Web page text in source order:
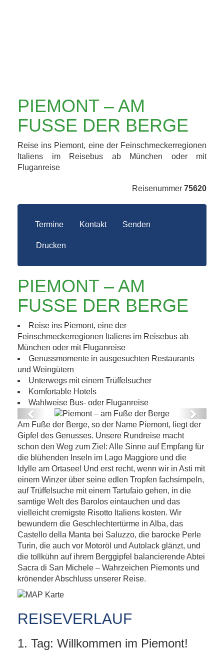
PIEMONT – AM
FUSSE DER BERGE
Reise ins Piemont, eine der Feinschmeckerregionen
Italiens im Reisebus ab München oder mit
Fluganreise
Reisenummer 75620
Termine Kontakt Senden
Drucken
PIEMONT – AM
FUSSE DER BERGE
Reise ins Piemont, eine der
Feinschmeckerregionen Italiens im Reisebus ab
München oder mit Fluganreise
Genussmomente in ausgesuchten Restaurants
und Weingütern
Unterwegs mit einem Trüffelsucher
Komfortable Hotels
Wahlweise Bus- oder Fluganreise
Piemont – am Fuße der Berge
Previous Next
Am Fuße der Berge, so der Name Piemont, liegt der
Gipfel des Genusses. Unsere Rundreise macht
schon den Weg zum Ziel: Alle Sinne auf Empfang für
die blühenden Inseln im Lago Maggiore und die
Idylle am Ortasee! Und erst recht, wenn wir in Asti mit
einem Winzer über seine edlen Tropfen fachsimpeln,
auf Trüffelsuche mit einem Tartufaio gehen, in die
samtige Welt des Barolos eintauchen und das
vielleicht cremigste Risotto Italiens kosten. Wir
bewundern die Geschlechtertürme in Alba, das
Castello della Manta bei Saluzzo, die barocke Perle
Turin, die auch vor Motoröl und Autolack glänzt, und
die tollkühn auf ihrem Berggipfel balancierende Abtei
Sacra di San Michele – Wahrzeichen Piemonts und
krönender Abschluss unserer Reise.
REISEVERLAUF
1. Tag: Willkommen im Piemont!